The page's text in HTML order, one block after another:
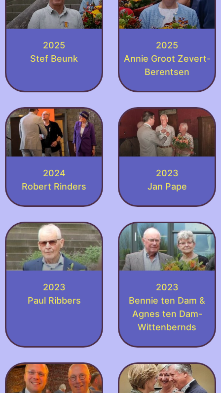
2025
Stef Beunk
2025
Annie Groot Zevert-
Berentsen
2024
Robert Rinders
2023
Jan Pape
2023
Paul Ribbers
2023
Bennie ten Dam &
Agnes ten Dam-
Wittenbernds